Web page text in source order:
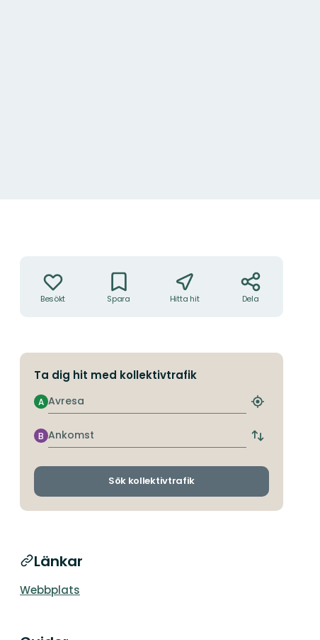
Besökt Spara Hitta hit Dela
Ta dig hit med kollektivtrafik
Avresa
A
Hitta
hållplats
Ankomst
B
Byt
och
Sök kollektivtrafik
Länkar
Webbplats